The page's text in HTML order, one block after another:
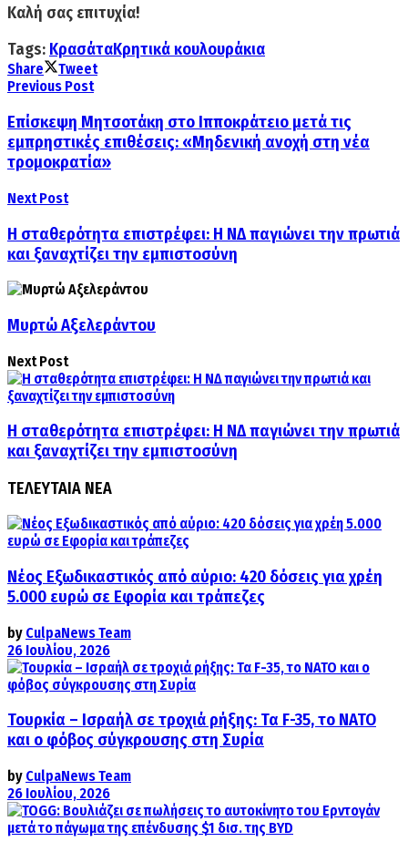
Καλή σας επιτυχία!
Tags: ΚρασάταΚρητικά κουλουράκια
Share
Tweet
Previous Post
Επίσκεψη Μητσοτάκη στο Ιπποκράτειο μετά τις
εμπρηστικές επιθέσεις: «Μηδενική ανοχή στη νέα
τρομοκρατία»
Next Post
Η σταθερότητα επιστρέφει: Η ΝΔ παγιώνει την πρωτιά
και ξαναχτίζει την εμπιστοσύνη
Μυρτώ Αξελεράντου
Next Post
Η σταθερότητα επιστρέφει: Η ΝΔ παγιώνει την πρωτιά
και ξαναχτίζει την εμπιστοσύνη
ΤΕΛΕΥΤΑΙΑ ΝΕΑ
Νέος Εξωδικαστικός από αύριο: 420 δόσεις για χρέη
5.000 ευρώ σε Εφορία και τράπεζες
by CulpaNews Team
26 Ιουλίου, 2026
Τουρκία – Ισραήλ σε τροχιά ρήξης: Τα F-35, το ΝΑΤΟ
και ο φόβος σύγκρουσης στη Συρία
by CulpaNews Team
26 Ιουλίου, 2026